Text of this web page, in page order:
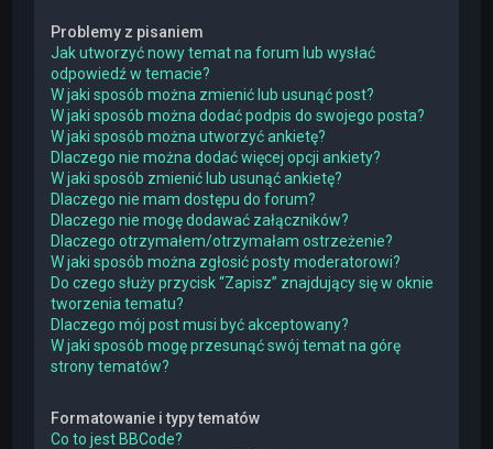
Problemy z pisaniem
Jak utworzyć nowy temat na forum lub wysłać
odpowiedź w temacie?
W jaki sposób można zmienić lub usunąć post?
W jaki sposób można dodać podpis do swojego posta?
W jaki sposób można utworzyć ankietę?
Dlaczego nie można dodać więcej opcji ankiety?
W jaki sposób zmienić lub usunąć ankietę?
Dlaczego nie mam dostępu do forum?
Dlaczego nie mogę dodawać załączników?
Dlaczego otrzymałem/otrzymałam ostrzeżenie?
W jaki sposób można zgłosić posty moderatorowi?
Do czego służy przycisk “Zapisz” znajdujący się w oknie
tworzenia tematu?
Dlaczego mój post musi być akceptowany?
W jaki sposób mogę przesunąć swój temat na górę
strony tematów?
Formatowanie i typy tematów
Co to jest BBCode?